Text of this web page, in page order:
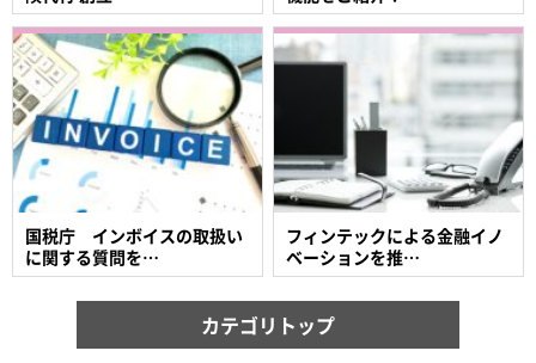
フィンテックによる金融イノ
ベーションを推…
国税庁 インボイスの取扱い
に関する質問を…
カテゴリトップ